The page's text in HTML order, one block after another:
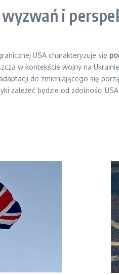
i
USA charakteryzuje się
w kontekście wojny na
do zmieniającego się
zależeć będzie od zdolności